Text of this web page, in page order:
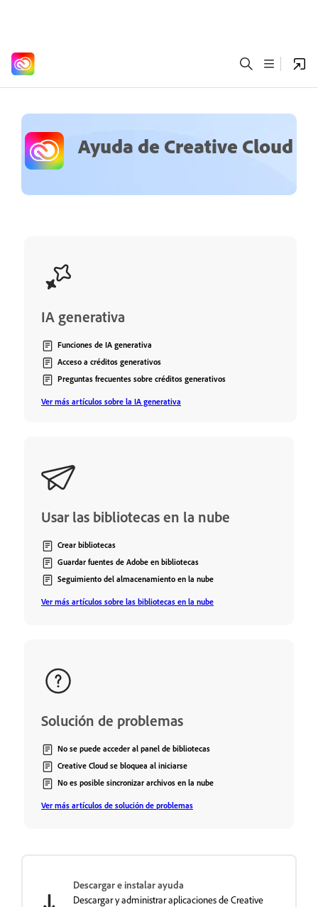
Ayuda de Creative Cloud
IA generativa
Funciones de IA generativa
Acceso a créditos generativos
Preguntas frecuentes sobre créditos generativos
Ver más artículos sobre la IA generativa
Usar las bibliotecas en la nube
Crear bibliotecas
Guardar fuentes de Adobe en bibliotecas
Seguimiento del almacenamiento en la nube
Ver más artículos sobre las bibliotecas en la nube
Solución de problemas
No se puede acceder al panel de bibliotecas
Creative Cloud se bloquea al iniciarse
No es posible sincronizar archivos en la nube
Ver más artículos de solución de problemas
Descargar e instalar ayuda
Descargar y administrar aplicaciones de Creative